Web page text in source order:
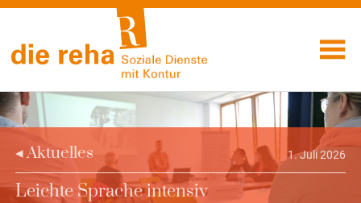
Skip
content
Visuelle
öffnen.
Soziale
Dienste mit
Kontur
1. Juli 2026
◂ Aktuelles
Leichte Sprache intensiv